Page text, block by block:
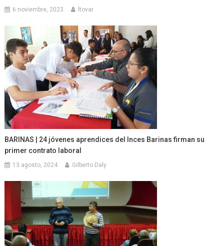
6 noviembre, 2023 ltovar
BARINAS | 24 jóvenes aprendices del Inces Barinas firman su
primer contrato laboral
13 agosto, 2024 Gilberto Daly